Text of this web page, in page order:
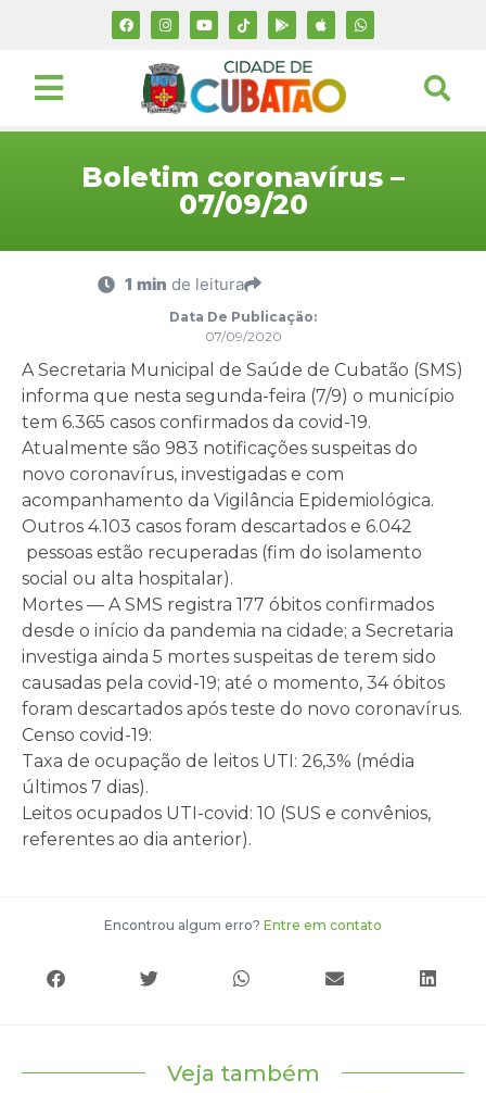
Boletim coronavírus –
07/09/20
1 min de leitura
Data De Publicação:
07/09/2020
A Secretaria Municipal de Saúde de Cubatão (SMS)
informa que nesta segunda-feira (7/9) o município
tem 6.365 casos confirmados da covid-19.
Atualmente são 983 notificações suspeitas do
novo coronavírus, investigadas e com
acompanhamento da Vigilância Epidemiológica.
Outros 4.103 casos foram descartados e 6.042
pessoas estão recuperadas (fim do isolamento
social ou alta hospitalar).
Mortes — A SMS registra 177 óbitos confirmados
desde o início da pandemia na cidade; a Secretaria
investiga ainda 5 mortes suspeitas de terem sido
causadas pela covid-19; até o momento, 34 óbitos
foram descartados após teste do novo coronavírus.
Censo covid-19:
Taxa de ocupação de leitos UTI: 26,3% (média
últimos 7 dias).
Leitos ocupados UTI-covid: 10 (SUS e convênios,
referentes ao dia anterior).
Encontrou algum erro? Entre em contato
Veja também